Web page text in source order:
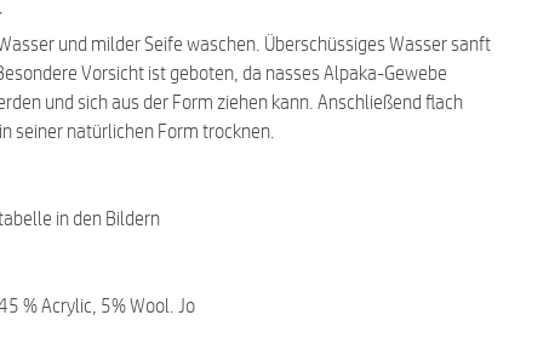
und milder Seife waschen. Überschüssiges Wasser sanft
Vorsicht ist geboten, da nasses Alpaka-Gewebe
und sich aus der Form ziehen kann. Anschließend flach
seiner natürlichen Form trocknen.
in den Bildern
% Acrylic, 5% Wool. Jo